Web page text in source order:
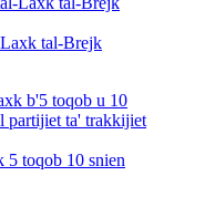
tal-Brejk
5 toqob 10 snien